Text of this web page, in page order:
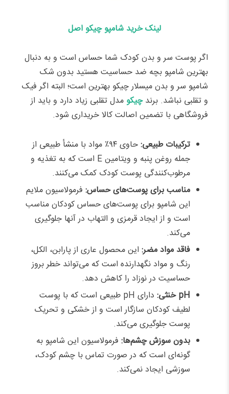
لینک خرید شامپو چیکو اصل
اگر پوست سر و بدن کودک شما حساس است و به دنبال
بهترین شامپو بچه ضد حساسیت هستید بدون شک
شامپو سر و بدن میسلار چیکو بهترین است؛ البته اگر فیک
و تقلبی نباشد. برندچیکومدل تقلبی زیاد دارد و باید از
فروشگاهی با تضمین اصالت کالا خریداری شود.
ترکیبات طبیعی:
حاوی ۹۴٪ مواد با منشأ طبیعی از
جمله روغن پنبه و ویتامین E است که به تغذیه و
مرطوب‌کنندگی پوست کودک کمک می‌کنند.
مناسب برای پوست‌های حساس:فرمولاسیون ملایم
این شامپو برای پوست‌های حساس کودکان مناسب
است و از ایجاد قرمزی و التهاب در آنها جلوگیری
می‌کند.
فاقد مواد مضر:این محصول عاری از پارابن، الکل،
رنگ و مواد نگهدارنده است که می‌تواند خطر بروز
حساسیت در نوزاد را کاهش دهد.
pH خنثی:
دارای pH طبیعی است که با پوست
لطیف کودکان سازگار است و از خشکی و تحریک
پوست جلوگیری می‌کند.
بدون سوزش چشم‌ها:فرمولاسیون این شامپو به
گونه‌ای است که در صورت تماس با چشم کودک،
سوزشی ایجاد نمی‌کند.